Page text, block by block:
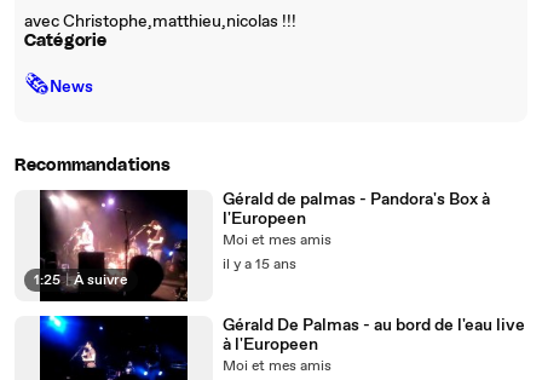
avec Christophe,matthieu,nicolas !!!
Catégorie
🗞News
Recommandations
1:25 | À suivre
Gérald de palmas - Pandora's Box à
l'Europeen
Moi et mes amis
il y a 15 ans
Gérald De Palmas - au bord de l'eau live
à l'Europeen
Moi et mes amis